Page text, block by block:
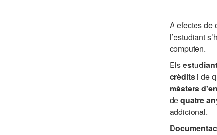
A efectes de
l’estudiant
computen.
Els
crèditsi de
màsters
dequatre
addicional.